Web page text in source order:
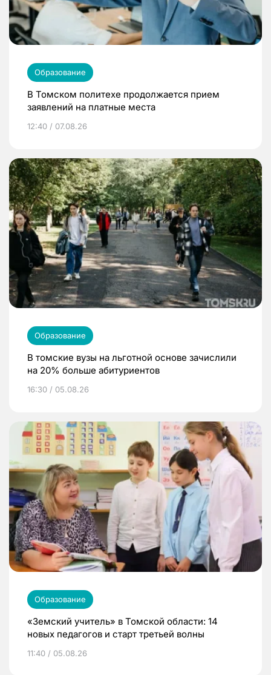
Образование
В Томском политехе продолжается прием
заявлений на платные места
12:40 / 07.08.26
Образование
В томские вузы на льготной основе зачислили
на 20% больше абитуриентов
16:30 / 05.08.26
Образование
«Земский учитель» в Томской области: 14
новых педагогов и старт третьей волны
11:40 / 05.08.26